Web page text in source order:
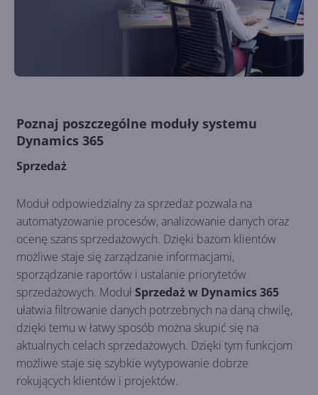
Poznaj poszczególne moduły systemu
Dynamics 365
Sprzedaż
Moduł odpowiedzialny za sprzedaż pozwala na
automatyzowanie procesów, analizowanie danych oraz
ocenę szans sprzedażowych. Dzięki bazom klientów
możliwe staje się zarządzanie informacjami,
sporządzanie raportów i ustalanie priorytetów
sprzedażowych. ModułSprzedaż w Dynamics 365
ułatwia filtrowanie danych potrzebnych na daną chwilę,
dzięki temu w łatwy sposób można skupić się na
aktualnych celach sprzedażowych. Dzięki tym funkcjom
możliwe staje się szybkie wytypowanie dobrze
rokujących klientów i projektów.